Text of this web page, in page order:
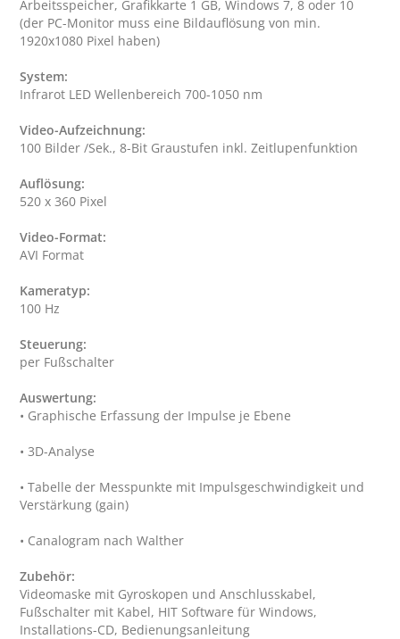
Arbeitsspeicher, Grafikkarte 1 GB, Windows 7, 8 oder 10
(der PC-Monitor muss eine Bildauflösung von min.
System:
Video-Aufzeichnung:
Auflösung:
Video-Format:
Kameratyp:
Steuerung:
Auswertung:
• Tabelle der Messpunkte mit Impulsgeschwindigkeit und
Zubehör:
Videomaske mit Gyroskopen und Anschlusskabel,
Fußschalter mit Kabel, HIT Software für Windows,
Installations-CD, Bedienungsanleitung